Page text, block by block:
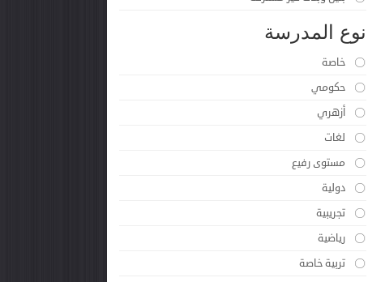
نوع المدرسة
خاصة
حكومي
أزهري
لغات
مستوى رفيع
دولية
تجريبية
رياضية
تربية خاصة